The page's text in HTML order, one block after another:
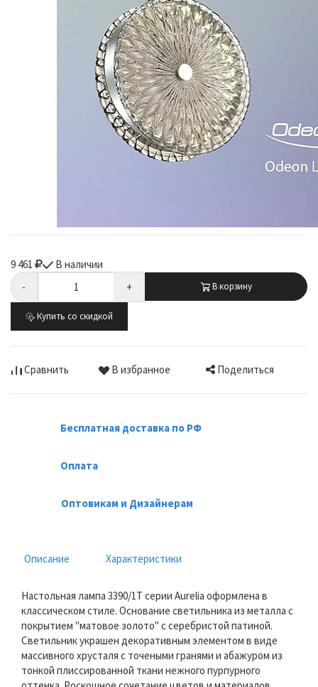
9 461
В наличии
-
+ В корзину
Купить со скидкой
Сравнить В избранное Поделиться
Бесплатная доставка по РФ
Оплата
Оптовикам и Дизайнерам
Описание Характеристики
Настольная лампа 3390/1T серии Aurelia оформлена в
классическом стиле. Основание светильника из металла с
покрытием "матовое золото" с серебристой патиной.
Светильник украшен декоративным элементом в виде
массивного хрусталя с точеными гранями и абажуром из
тонкой плиссированной ткани нежного пурпурного